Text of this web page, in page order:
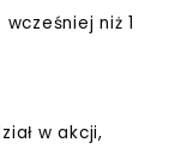
niż 1
w akcji,